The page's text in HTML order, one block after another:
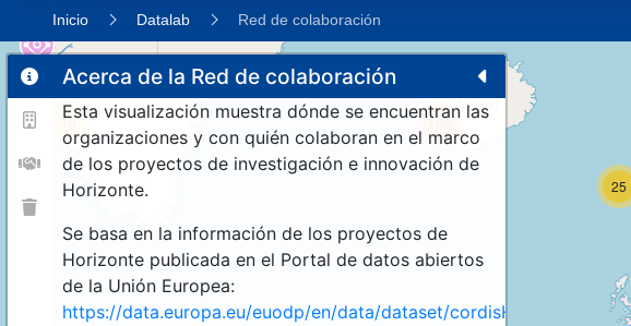
Inicio Datalab Red de colaboración
Acerca de la Red de colaboración
Esta visualización muestra dónde se encuentran las
organizaciones y con quién colaboran en el marco
de los proyectos de investigación e innovación de
Horizonte.
Se basa en la información de los proyectos de
Horizonte publicada en el Portal de datos abiertos
de la Unión Europea:
https://data.europa.eu/euodp/en/data/dataset/cordisH2020projects.
10
25
192